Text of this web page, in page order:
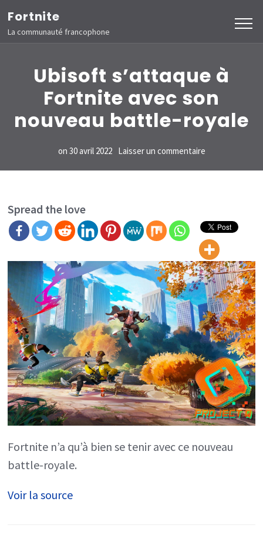
Aller
au
contenu
Entrée)
Fortnite
La communauté francophone
Ubisoft s’attaque à
Fortnite avec son
nouveau battle-royale
on 30 avril 2022 Laisser un commentairesur
Ubisoft
Fortnite
avec
son
nouveau
battle-
royale
Spread the love
Fortnite n’a qu’à bien se tenir avec ce nouveau
battle-royale.
Voir la source